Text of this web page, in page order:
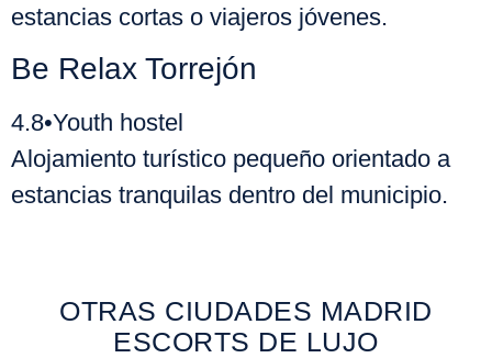
estancias cortas o viajeros jóvenes.
Be Relax Torrejón
4.8•Youth hostel
Alojamiento turístico pequeño orientado a
estancias tranquilas dentro del municipio.
OTRAS CIUDADES MADRID
ESCORTS DE LUJO